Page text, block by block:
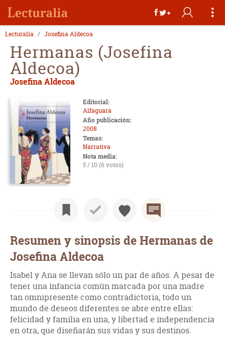
Lecturalia Josefina Aldecoa
Hermanas (Josefina
Aldecoa)
Josefina Aldecoa
Editorial:
Alfaguara
Año publicación:
2008
Temas:
Narrativa
Nota media:
5 / 10 (6 votos)
Resumen y sinopsis de Hermanas de
Josefina Aldecoa
Isabel y Ana se llevan sólo un par de años. A pesar de
tener una infancia común marcada por una madre
tan omnipresente como contradictoria, todo un
mundo de deseos diferentes se abre entre ellas:
felicidad y familia en una, y libertad e independencia
en otra, que diseñarán sus vidas y sus destinos.